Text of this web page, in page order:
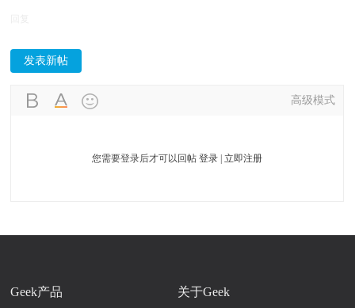
发表新帖
高级模式
您需要登录后才可以回帖登录 |立即注册
Geek产品 关于Geek